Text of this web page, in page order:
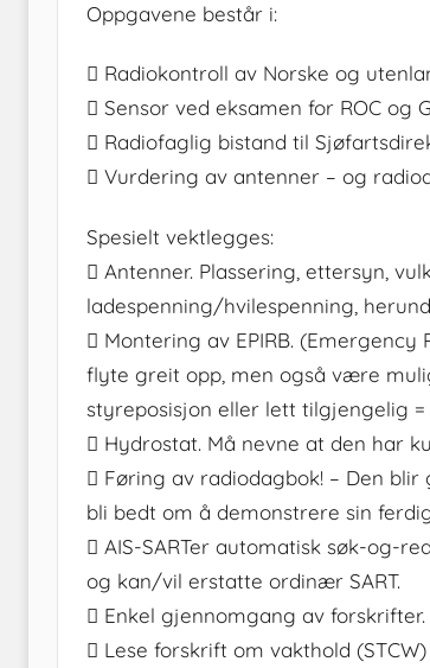
Oppgavene består i:
 Radiokontroll av Norske og
 Sensor ved eksamen for ROC og
 Radiofaglig bistand til
 Vurdering av antenner – og
Spesielt vektlegges:
 Antenner. Plassering, ettersyn,
ladespenning/hvilespenning,
 Montering av EPIRB. (Emergency
flyte greit opp, men også være
styreposisjon eller lett tilgjengelig =
 Hydrostat. Må nevne at den har
 Føring av radiodagbok! – Den
bli bedt om å demonstrere sin
 AIS-SARTer automatisk søk-og-
og kan/vil erstatte ordinær SART.
 Enkel gjennomgang av forskrifter.
 Lese forskrift om vakthold